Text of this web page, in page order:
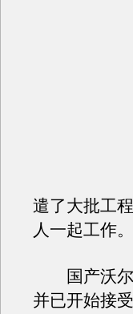
遣了大批工
人一起工作。
国产沃尔
并已开始接